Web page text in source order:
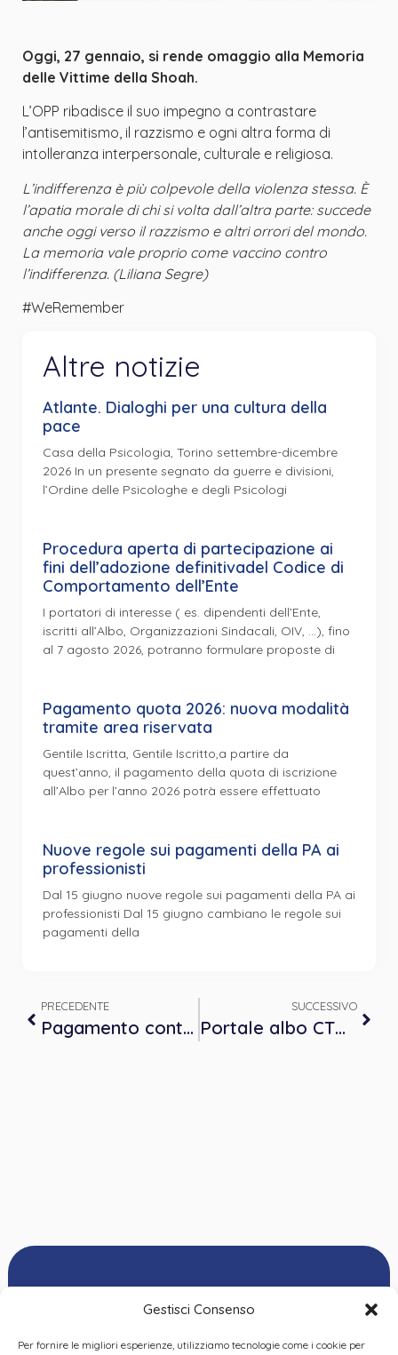
Gestisci Consenso
Per fornire le migliori esperienze, utilizziamo tecnologie come i cookie per
Oggi, 27 gennaio, si rende omaggio alla Memoria
delle Vittime della Shoah.
L’OPP ribadisce il suo impegno a contrastare
l’antisemitismo, il razzismo e ogni altra forma di
intolleranza interpersonale, culturale e religiosa.
L’indifferenza è più colpevole della violenza stessa. È
l’apatia morale di chi si volta dall’altra parte: succede
anche oggi verso il razzismo e altri orrori del mondo.
La memoria vale proprio come vaccino contro
l’indifferenza. (Liliana Segre)
#WeRemember
Altre notizie
Atlante. Dialoghi per una cultura della
pace
Casa della Psicologia, Torino settembre-dicembre
2026 In un presente segnato da guerre e divisioni,
l’Ordine delle Psicologhe e degli Psicologi
Procedura aperta di partecipazione ai
fini dell’adozione definitivadel Codice di
Comportamento dell’Ente
I portatori di interesse ( es. dipendenti dell’Ente,
iscritti all’Albo, Organizzazioni Sindacali, OIV, …), fino
al 7 agosto 2026, potranno formulare proposte di
Pagamento quota 2026: nuova modalità
tramite area riservata
Gentile Iscritta, Gentile Iscritto,a partire da
quest’anno, il pagamento della quota di iscrizione
all’Albo per l’anno 2026 potrà essere effettuato
Nuove regole sui pagamenti della PA ai
professionisti
Dal 15 giugno nuove regole sui pagamenti della PA ai
professionisti Dal 15 giugno cambiano le regole sui
pagamenti della
PRECEDENTE
Pagamento contributo annuale 2024
SUCCESSIVO
Portale albo CTU, periti ed elenco nazionale – Apertura del sistema – Primo popolamento